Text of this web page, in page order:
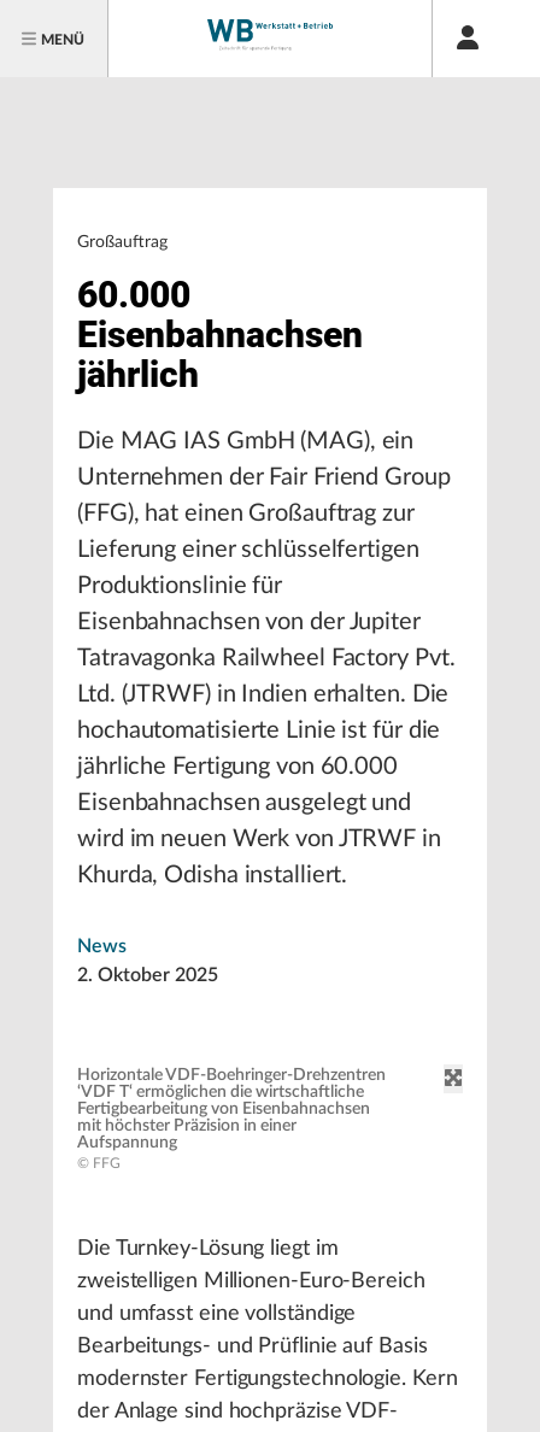
MENÜ
Großauftrag
60.000
Eisenbahnachsen
jährlich
Die MAG IAS GmbH (MAG), ein
Unternehmen der Fair Friend Group
(FFG), hat einen Großauftrag zur
Lieferung einer schlüsselfertigen
Produktionslinie für
Eisenbahnachsen von der Jupiter
Tatravagonka Railwheel Factory Pvt.
Ltd. (JTRWF) in Indien erhalten. Die
hochautomatisierte Linie ist für die
jährliche Fertigung von 60.000
Eisenbahnachsen ausgelegt und
wird im neuen Werk von JTRWF in
Khurda, Odisha installiert.
News
2. Oktober 2025
Horizontale VDF-Boehringer-Drehzentren
‘VDF T‘ ermöglichen die wirtschaftliche
Fertigbearbeitung von Eisenbahnachsen
mit höchster Präzision in einer
Aufspannung
© FFG
Die Turnkey-Lösung liegt im
zweistelligen Millionen-Euro-Bereich
und umfasst eine vollständige
Bearbeitungs- und Prüflinie auf Basis
modernster Fertigungstechnologie. Kern
der Anlage sind hochpräzise VDF-